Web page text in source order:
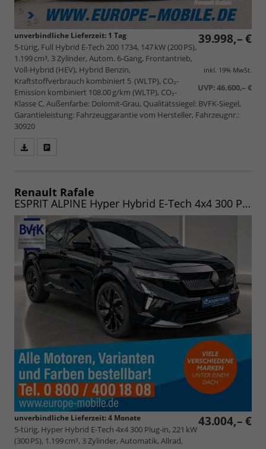
39.998,– €
inkl. 19% MwSt.
UVP:46.600,– €
unverbindliche Lieferzeit: 1 Tag
5-türig, Full Hybrid E-Tech 200 1734, 147 kW (200 PS),
1.199 cm³, 3 Zylinder, Autom. 6-Gang, Frontantrieb,
Voll-Hybrid (HEV), Hybrid Benzin,
Kraftstoffverbrauch kombiniert 5 (WLTP), CO₂-
Emission kombiniert 108.00 g/km (WLTP), CO₂-
Klasse C, Außenfarbe: Dolomit-Grau, Qualitätssiegel: BVFK-Siegel,
Garantieleistung: Fahrzeuggarantie vom Hersteller, Fahrzeugnr.:
30920
speichern/drucken
Renault Rafale
ESPRIT ALPINE Hyper Hybrid E-Tech 4x4 300 Plug-in
43.004,– €
unverbindliche Lieferzeit:4 Monate
5-türig, Hyper Hybrid E-Tech 4x4 300 Plug-in, 221 kW
(300 PS), 1.199 cm³, 3 Zylinder, Automatik, Allrad,